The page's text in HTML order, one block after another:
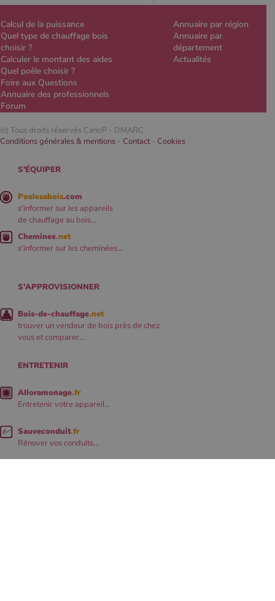
Calcul de la puissance
Quel type de chauffage bois
choisir ?
Calculer le montant des aides
Quel poêle choisir ?
Foire aux Questions
Annuaire des professionnels
Forum
Annuaire par région
Annuaire par
département
Actualités
(c) Tous droits réservés CanoP - DMARC
Conditions générales & mentions - Contact- Cookies
S'ÉQUIPER
Poelesabois.com
s'informer sur les appareils
de chauffage au bois...
Cheminee.net
s'informer sur les cheminées...
S'APPROVISIONNER
Bois-de-chauffage.net
trouver un vendeur de bois près de chez
vous et comparer...
ENTRETENIR
Alloramonage.fr
Entretenir votre appareil...
Sauveconduit.fr
Rénover vos conduits...